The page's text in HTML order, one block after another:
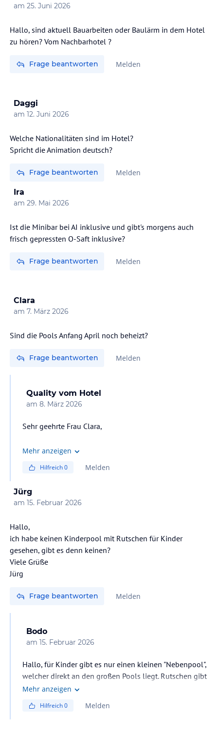
am 25. Juni 2026
Hallo, sind aktuell Bauarbeiten oder Baulärm in dem Hotel
zu hören? Vom Nachbarhotel ?
Frage beantworten Melden
Daggi
am 12. Juni 2026
Welche Nationalitäten sind im Hotel?
Spricht die Animation deutsch?
Frage beantworten Melden
Ira
am 29. Mai 2026
Ist die Minibar bei AI inklusive und gibt's morgens auch
frisch gepressten O-Saft inklusive?
Frage beantworten Melden
Clara
am 7. März 2026
Sind die Pools Anfang April noch beheizt?
Frage beantworten Melden
Quality vom Hotel
am 8. März 2026
Sehr geehrte Frau Clara,
wir hoffen, es geht Ihnen gut. Die Pools sind während
Mehr anzeigen
Hilfreich0 Melden
Jürg
am 15. Februar 2026
Hallo,
ich habe keinen Kinderpool mit Rutschen für Kinder
gesehen, gibt es denn keinen?
Viele Grüße
Jürg
Frage beantworten Melden
Bodo
am 15. Februar 2026
Hallo, für Kinder gibt es nur einen kleinen "Nebenpool",
welcher direkt an den großen Pools liegt. Rutschen gibt
es nicht. Gruß
Mehr anzeigen
Hilfreich0 Melden